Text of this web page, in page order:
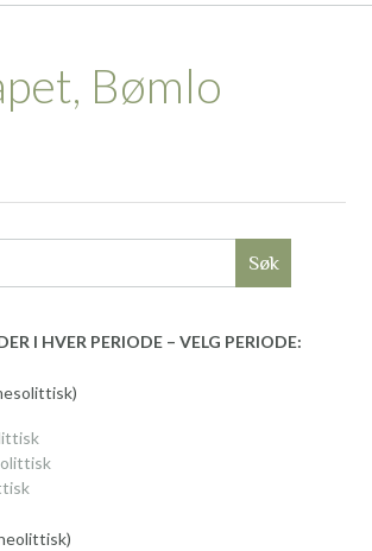
Bømlo
Søk
I HVER PERIODE – VELG PERIODE: